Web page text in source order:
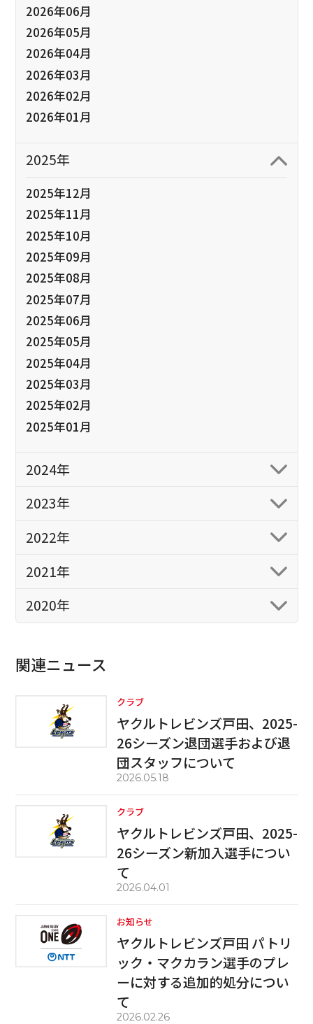
2026年06月
2026年05月
2026年04月
2026年03月
2026年02月
2026年01月
2025年
2025年12月
2025年11月
2025年10月
2025年09月
2025年08月
2025年07月
2025年06月
2025年05月
2025年04月
2025年03月
2025年02月
2025年01月
2024年
2023年
2022年
2021年
2020年
関連ニュース
クラブ
ヤクルトレビンズ戸田、2025-
26シーズン退団選手および退
団スタッフについて
2026.05.18
クラブ
ヤクルトレビンズ戸田、2025-
26シーズン新加入選手につい
て
2026.04.01
お知らせ
ヤクルトレビンズ戸田 パトリ
ック・マクカラン選手のプレ
ーに対する追加的処分につい
て
2026.02.26